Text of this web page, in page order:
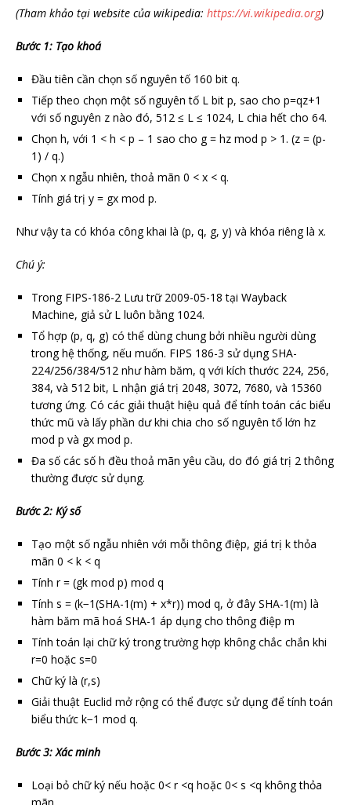
(Tham khảo tại website của wikipedia: https://vi.wikipedia.org)
Bước 1: Tạo khoá
Đầu tiên cần chọn số nguyên tố 160 bit q.
Tiếp theo chọn một số nguyên tố L bit p, sao cho p=qz+1
với số nguyên z nào đó, 512 ≤ L ≤ 1024, L chia hết cho 64.
Chọn h, với 1 < h < p – 1 sao cho g = hz mod p > 1. (z = (p-
1) / q.)
Chọn x ngẫu nhiên, thoả mãn 0 < x < q.
Tính giá trị y = gx mod p.
Như vậy ta có khóa công khai là (p, q, g, y) và khóa riêng là x.
Chú ý:
Trong FIPS-186-2 Lưu trữ 2009-05-18 tại Wayback
Machine, giả sử L luôn bằng 1024.
Tổ hợp (p, q, g) có thể dùng chung bởi nhiều người dùng
trong hệ thống, nếu muốn. FIPS 186-3 sử dụng SHA-
224/256/384/512 như hàm băm, q với kích thước 224, 256,
384, và 512 bit, L nhận giá trị 2048, 3072, 7680, và 15360
tương ứng. Có các giải thuật hiệu quả để tính toán các biểu
thức mũ và lấy phần dư khi chia cho số nguyên tố lớn hz
mod p và gx mod p.
Đa số các số h đều thoả mãn yêu cầu, do đó giá trị 2 thông
thường được sử dụng.
Bước 2: Ký số
Tạo một số ngẫu nhiên với mỗi thông điệp, giá trị k thỏa
mãn 0 < k < q
Tính r = (gk mod p) mod q
Tính s = (k−1(SHA-1(m) + x*r)) mod q, ở đây SHA-1(m) là
hàm băm mã hoá SHA-1 áp dụng cho thông điệp m
Tính toán lại chữ ký trong trường hợp không chắc chắn khi
r=0 hoặc s=0
Chữ ký là (r,s)
Giải thuật Euclid mở rộng có thể được sử dụng để tính toán
biểu thức k−1 mod q.
Bước 3: Xác minh
Loại bỏ chữ ký nếu hoặc 0< r <q hoặc 0< s <q không thỏa